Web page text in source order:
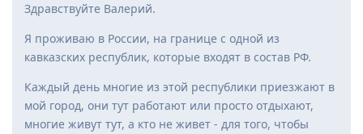
Здравствуйте Валерий.
Я проживаю в России, на границе с одной из
кавказских республик, которые входят в состав РФ.
Каждый день многие из этой республики приезжают в
мой город, они тут работают или просто отдыхают,
многие живут тут, а кто не живет - для того, чтобы